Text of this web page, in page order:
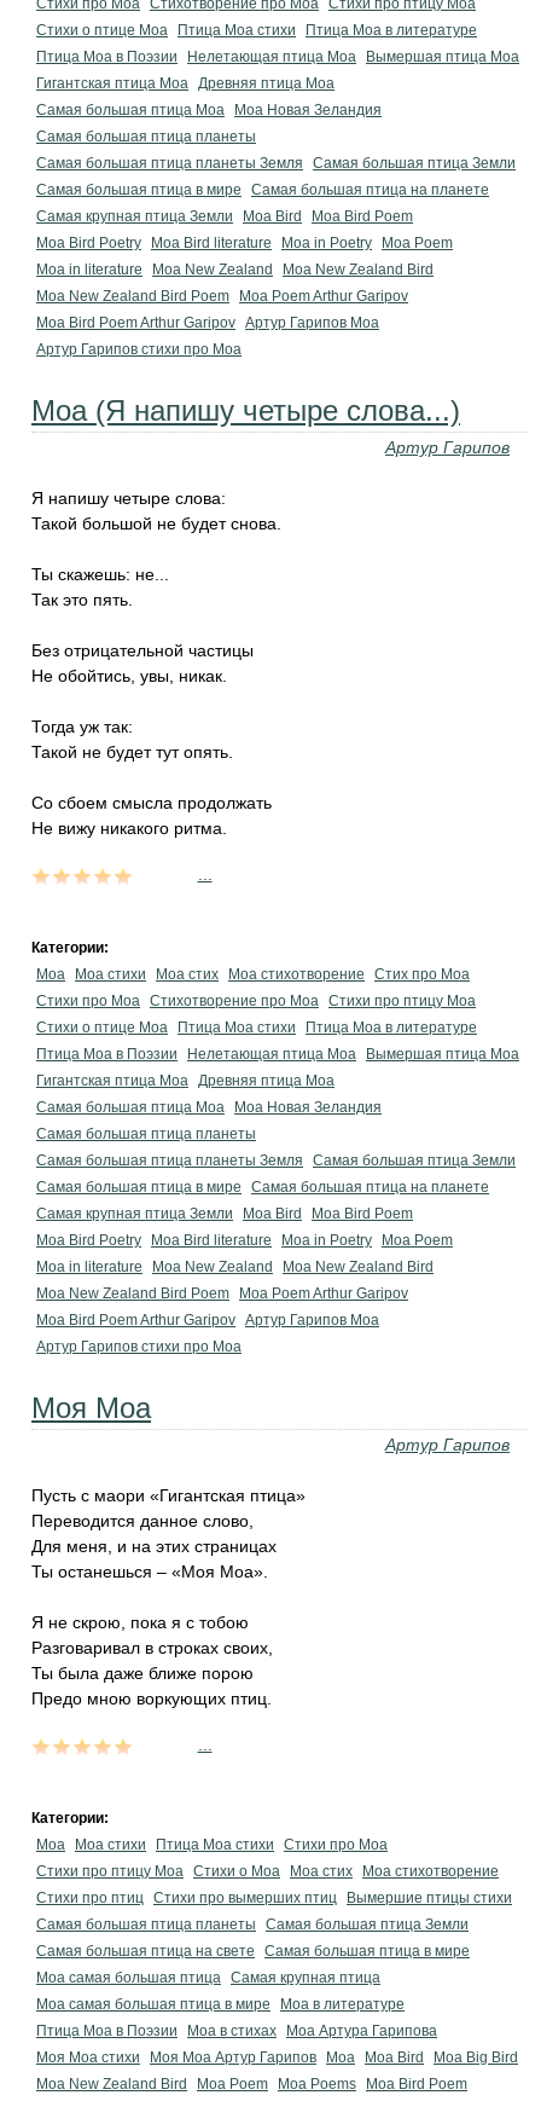
Стихи про Моа Стихотворение про Моа Стихи про птицу Моа
Стихи о птице Моа
Птица Моа стихи
Птица Моа в литературе
Птица Моа в Поэзии
Нелетающая птица Моа
Вымершая птица Моа
Гигантская птица Моа Древняя птица Моа
Самая большая птица Моа
Моа Новая Зеландия
Самая большая птица планеты
Самая большая птица планеты Земля
Самая большая птица Земли
Самая большая птица в мире
Самая большая птица на планете
Самая крупная птица Земли
Moa Bird
Moa Bird Poem
Moa Bird Poetry
Moa Bird literature Moa in Poetry
Moa Poem
Moa in literature
Moa New Zealand
Moa New Zealand Bird
Moa New Zealand Bird Poem
Moa Poem Arthur Garipov
Moa Bird Poem Arthur Garipov Артур Гарипов Моа
Артур Гарипов стихи про Моа
Моа (Я напишу четыре слова...)
Артур Гарипов
Я напишу четыре слова:
Такой большой не будет снова.
Ты скажешь: не...
Так это пять.
Без отрицательной частицы
Не обойтись, увы, никак.
Тогда уж так:
Такой не будет тут опять.
Со сбоем смысла продолжать
Не вижу никакого ритма.
Категории:
Моа
Моа стихи Моа стих Моа стихотворение
Стих про Моа
Стихи про Моа Стихотворение про Моа Стихи про птицу Моа
Стихи о птице Моа
Птица Моа стихи
Птица Моа в литературе
Птица Моа в Поэзии
Нелетающая птица Моа
Вымершая птица Моа
Гигантская птица Моа Древняя птица Моа
Самая большая птица Моа
Моа Новая Зеландия
Самая большая птица планеты
Самая большая птица планеты Земля
Самая большая птица Земли
Самая большая птица в мире
Самая большая птица на планете
Самая крупная птица Земли
Moa Bird
Moa Bird Poem
Moa Bird Poetry
Moa Bird literature Moa in Poetry
Moa Poem
Moa in literature
Moa New Zealand
Moa New Zealand Bird
Moa New Zealand Bird Poem
Moa Poem Arthur Garipov
Moa Bird Poem Arthur Garipov Артур Гарипов Моа
Артур Гарипов стихи про Моа
Моя Моа
Артур Гарипов
Пусть с маори «Гигантская птица»
Переводится данное слово,
Для меня, и на этих страницах
Ты останешься – «Моя Моа».
Я не скрою, пока я с тобою
Разговаривал в строках своих,
Ты была даже ближе порою
Предо мною воркующих птиц.
Категории:
Моа
Моа стихи Птица Моа стихи
Стихи про Моа
Стихи про птицу Моа Стихи о Моа Моа стих
Моа стихотворение
Стихи про птиц Стихи про вымерших птиц
Вымершие птицы стихи
Самая большая птица планеты
Самая большая птица Земли
Самая большая птица на свете
Самая большая птица в мире
Моа самая большая птица Самая крупная птица
Моа самая большая птица в мире
Моа в литературе
Птица Моа в Поэзии
Моа в стихах
Моа Артура Гарипова
Моя Моа стихи
Моя Моа Артур Гарипов Moa Moa Bird
Moa Big Bird
Moa New Zealand Bird
Moa Poem Moa Poems
Moa Bird Poem